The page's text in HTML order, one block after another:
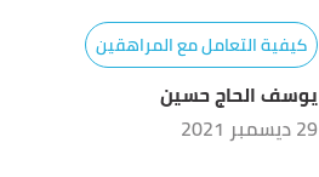
كيفية التعامل مع المراهقين
يوسف الحاج حسين
29 ديسمبر 2021